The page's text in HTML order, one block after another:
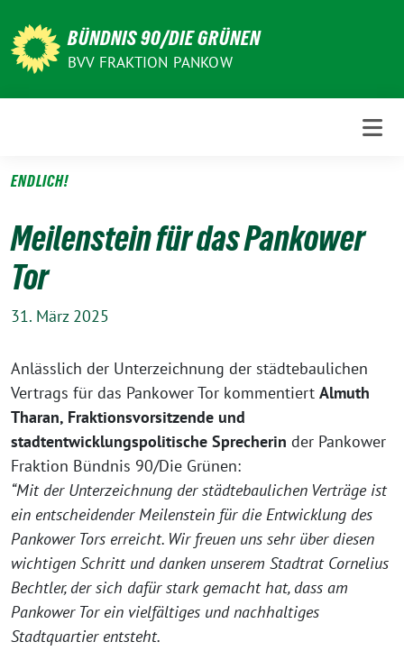
zum
Inhalt
BÜNDNIS 90/DIE GRÜNEN
BVV FRAKTION PANKOW
ENDLICH!
Meilenstein für das Pankower
Tor
31. März 2025
Anlässlich der Unterzeichnung der städtebaulichen
Vertrags für das Pankower Tor kommentiert Almuth
Tharan, Fraktionsvorsitzende und
stadtentwicklungspolitische Sprecherin der Pankower
Fraktion Bündnis 90/Die Grünen:
“Mit der Unterzeichnung der städtebaulichen Verträge ist
ein entscheidender Meilenstein für die Entwicklung des
Pankower Tors erreicht. Wir freuen uns sehr über diesen
wichtigen Schritt und danken unserem Stadtrat Cornelius
Bechtler, der sich dafür stark gemacht hat, dass am
Pankower Tor ein vielfältiges und nachhaltiges
Stadtquartier entsteht.